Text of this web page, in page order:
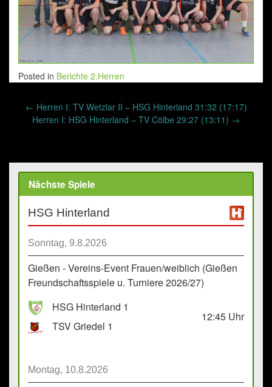
Posted in Berichte 2.Herren
Post
navigation
← Herren I: TV Wetzlar II – HSG Hinterland 31:32 (17:17)
Herren I: HSG Hinterland – TV Cölbe 29:27 (13:11) →
Nächste Spiele
HSG Hinterland
Sonntag, 9.8.2026
Gießen - Vereins-Event Frauen/weiblich (Gießen
Freundschaftsspiele u. Turniere 2026/27)
HSG Hinterland 1
TSV Griedel 1
12:45 Uhr
Montag, 10.8.2026